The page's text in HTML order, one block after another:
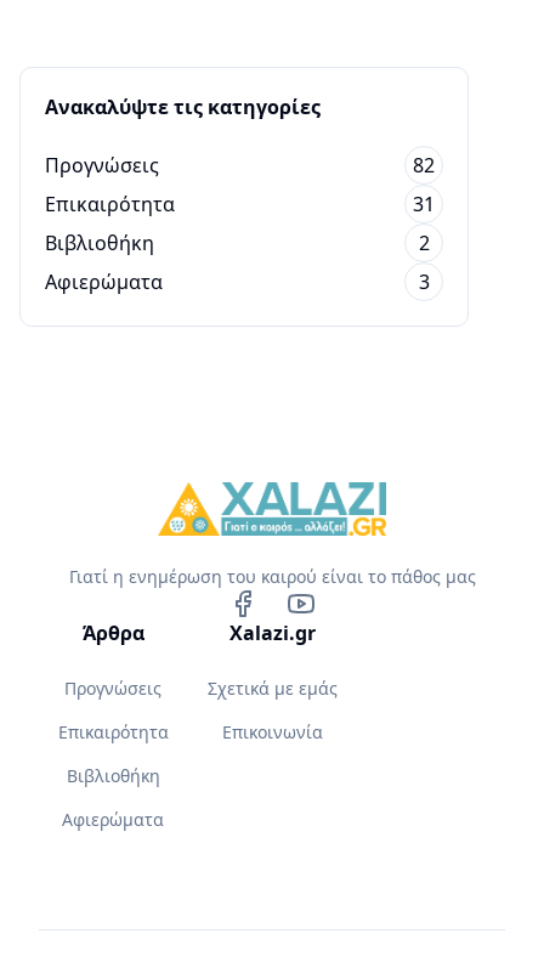
Ανακαλύψτε τις κατηγορίες
Προγνώσεις
82
Επικαιρότητα
31
Βιβλιοθήκη
2
Αφιερώματα
3
Γιατί η ενημέρωση του καιρού είναι το πάθος μας
Άρθρα
Προγνώσεις
Επικαιρότητα
Βιβλιοθήκη
Αφιερώματα
Xalazi.gr
Σχετικά με εμάς
Επικοινωνία